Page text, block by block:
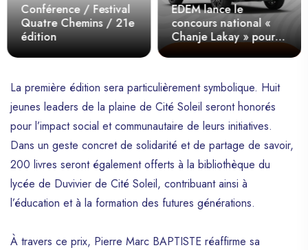
Conférence / Festival
Quatre Chemins / 21e
édition
EDEM lance le
concours national «
Chanje Lakay » pour
former une nouvelle
La première édition sera particulièrement symbolique. Huit
jeunes leaders de la plaine de Cité Soleil seront honorés
pour l’impact social et communautaire de leurs initiatives.
Dans un geste concret de solidarité et de partage de savoir,
200 livres seront également offerts à la bibliothèque du
lycée de Duvivier de Cité Soleil, contribuant ainsi à
l’éducation et à la formation des futures générations.
À travers ce prix, Pierre Marc BAPTISTE réaffirme sa